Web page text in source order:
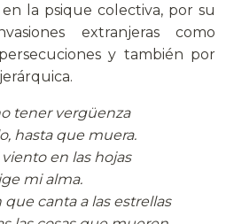
la psique colectiva, por su
extranjeras como
y también por
tener vergüenza
hasta que muera.
en las hojas
mi alma.
canta a las estrellas